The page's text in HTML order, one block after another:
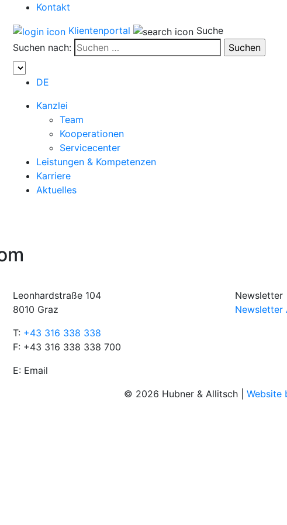
Kontakt
Klientenportal
Suche
Suchen nach:
DE
Kanzlei
Team
Kooperationen
Servicecenter
Leistungen & Kompetenzen
Karriere
Aktuelles
Leonhardstraße 104
8010 Graz
T: +43 316 338 338
F: +43 316 338 338 700
E: Email
Newsletter
Newsletter
© 2026 Hubner & Allitsch | Website